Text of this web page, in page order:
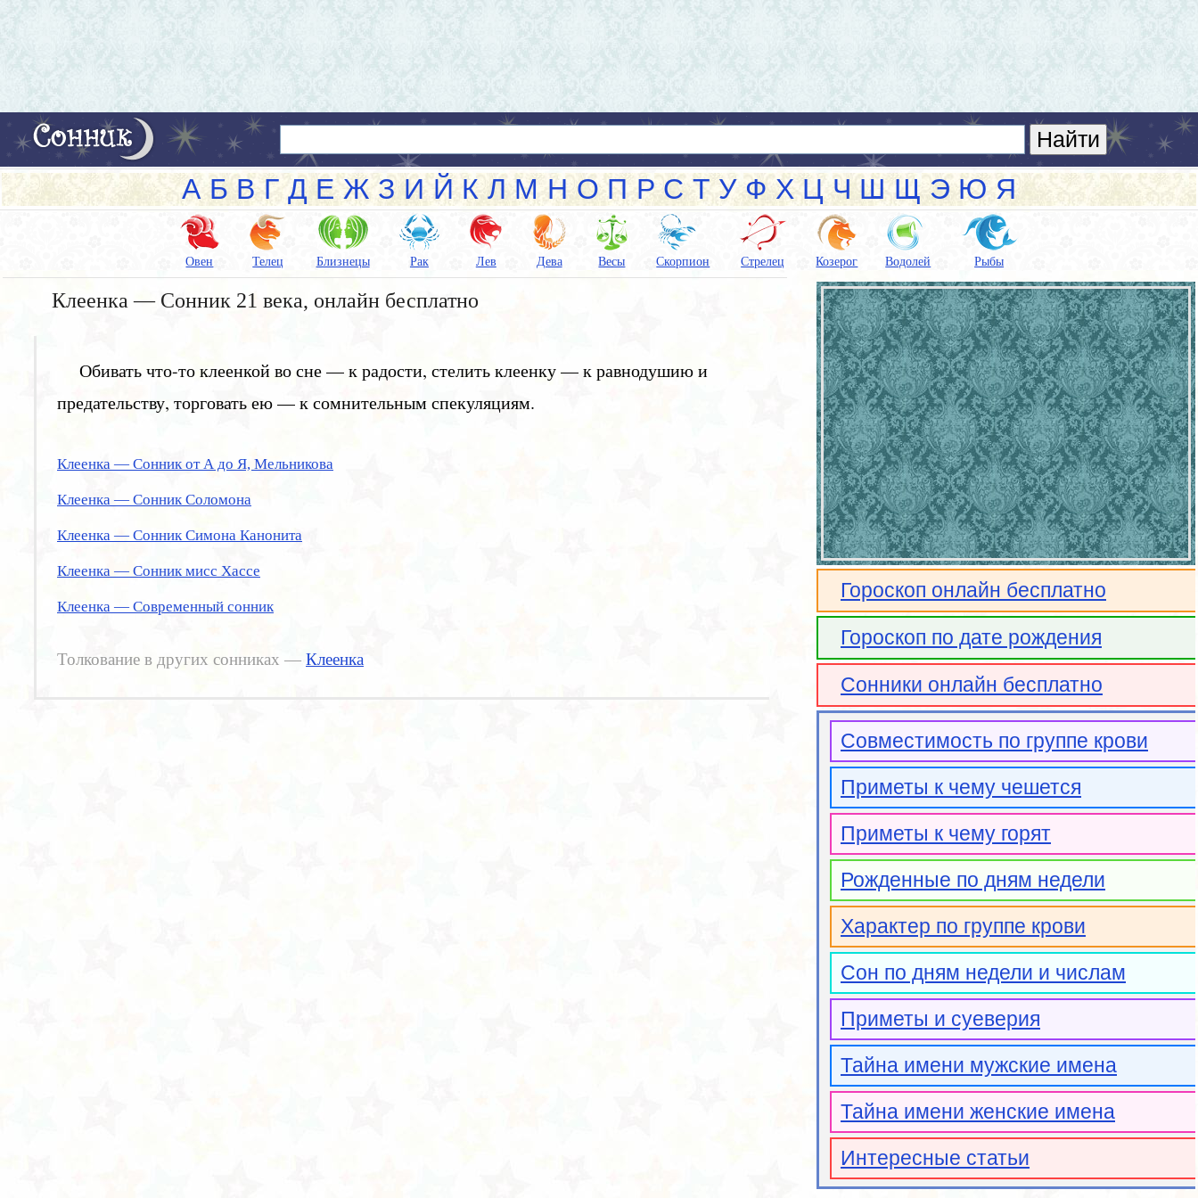
А Б В Г Д Е Ж З И Й К Л М Н О П Р С Т У Ф Х Ц Ч Ш Щ Э Ю Я
Овен Телец Близнецы Рак Лев Дева Весы Скорпион Стрелец Козерог Водолей Рыбы
Клеенка — Сонник 21 века, онлайн бесплатно
Обивать что-то клеенкой во сне — к радости, стелить клеенку — к равнодушию и
предательству, торговать ею — к сомнительным спекуляциям.
Клеенка — Сонник от А до Я, Мельникова
Клеенка — Сонник Соломона
Клеенка — Сонник Симона Канонита
Клеенка — Сонник мисс Хассе
Клеенка — Современный сонник
Толкование в других сонниках — Клеенка
Гороскоп онлайн бесплатно
Гороскоп по дате рождения
Сонники онлайн бесплатно
Совместимость по группе крови
Приметы к чему чешется
Приметы к чему горят
Рожденные по дням недели
Характер по группе крови
Сон по дням недели и числам
Приметы и суеверия
Тайна имени мужские имена
Тайна имени женские имена
Интересные статьи